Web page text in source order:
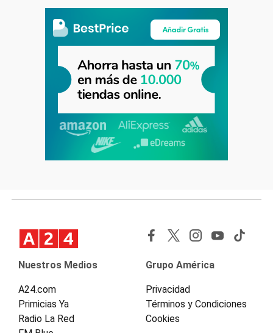
Nuestros Medios
A24.com
Primicias Ya
Radio La Red
Grupo América
Privacidad
Términos y Condiciones
Cookies